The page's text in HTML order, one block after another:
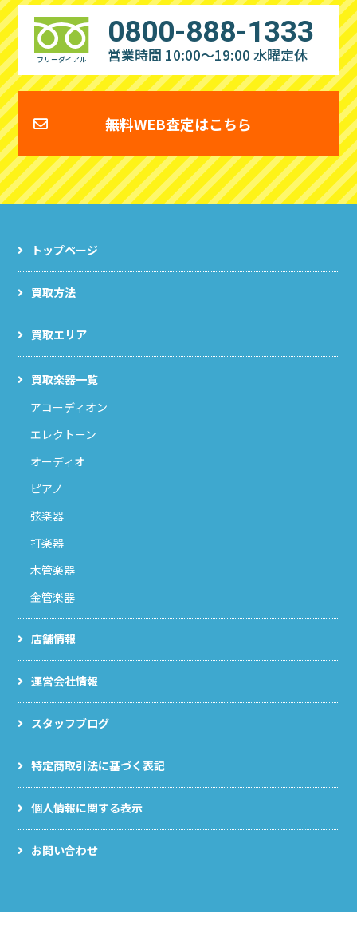
フリーダイアル
0800-888-1333
営業時間 10:00～19:00 水曜定休
無料WEB査定はこちら
トップページ
買取方法
買取エリア
買取楽器一覧
アコーディオン
エレクトーン
オーディオ
ピアノ
弦楽器
打楽器
木管楽器
金管楽器
店舗情報
運営会社情報
スタッフブログ
特定商取引法に基づく表記
個人情報に関する表示
お問い合わせ